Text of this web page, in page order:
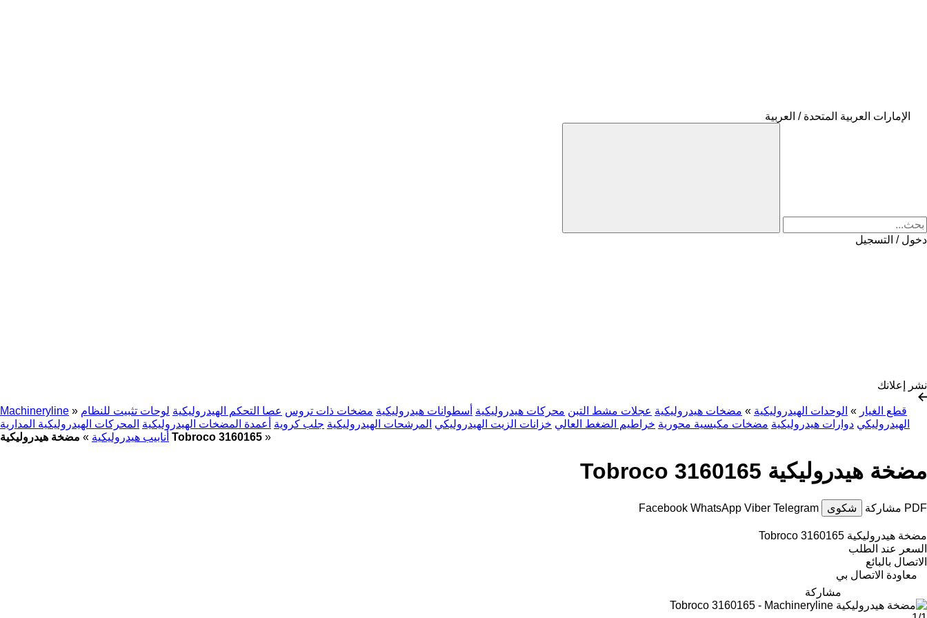
الإمارات العربية المتحدة / العربية
دخول / التسجيل
نشر إعلانك
Machineryline » قطع الغيار » الوحدات الهيدروليكية » مضخات هيدروليكية عجلات مشط التبن محركات هيدروليكية أسطوانات هيدروليكية مضخات ذات تروس عصا التحكم الهيدروليكية لوحات تثبيت للنظام
الهيدروليكي دوارات هيدروليكية مضخات مكبسية محورية خراطيم الضغط العالي خزانات الزيت الهيدروليكي المرشحات الهيدروليكية جلب كروية أعمدة المضخات الهيدروليكية المحركات الهيدروليكية المدارية
أنابيب هيدروليكية » مضخة هيدروليكية Tobroco 3160165 »
مضخة هيدروليكية Tobroco 3160165
PDF مشاركة شكوى Facebook WhatsApp Viber Telegram
مضخة هيدروليكية Tobroco 3160165
السعر عند الطلب
الاتصال بالبائع
معاودة الاتصال بي
مشاركة